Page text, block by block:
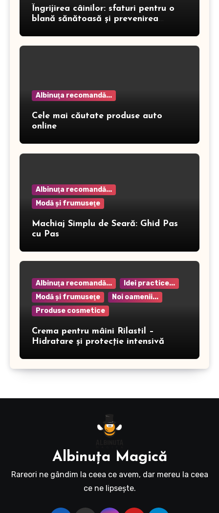
Îngrijirea câinilor: sfaturi pentru o
blană sănătoasă și prevenirea
Albinuţa recomandă...
Cele mai căutate produse auto
online
Albinuţa recomandă...
Modă şi frumuseţe
Machiaj Simplu de Seară: Ghid Pas
cu Pas
Albinuţa recomandă...
Idei practice...
Modă şi frumuseţe
Noi oamenii...
Produse cosmetice
Crema pentru mâini Rilastil –
Hidratare și protecție intensivă
Albinuţa Magică
Rareori ne gândim la ceea ce avem, dar mereu la ceea
ce ne lipseşte.